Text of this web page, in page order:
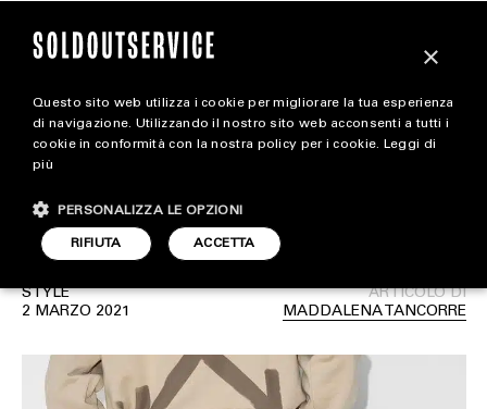
magazine
STYLE
FOOTWEAR
ACCESSORIES
3 outfit monocolore
consigliati per la
primavera 2021
STYLE
2 MARZO 2021
ARTICOLO DI
MADDALENA TANCORRE
×
Questo sito web utilizza i cookie per migliorare la tua esperienza
di navigazione. Utilizzando il nostro sito web acconsenti a tutti i
cookie in conformità con la nostra policy per i cookie. Leggi di
più
ACCETTA
RIFIUTA
PERSONALIZZA LE OPZIONI